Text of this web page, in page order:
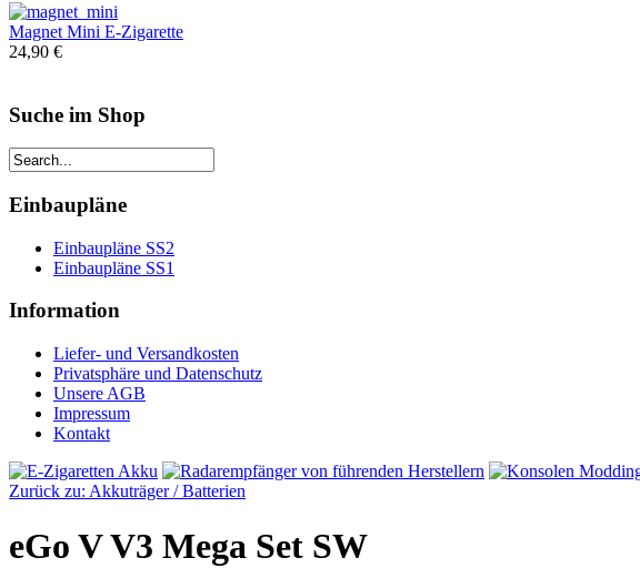
Magnet Mini E-Zigarette
24,90 €
Suche im Shop
Einbaupläne
Einbaupläne SS2
Einbaupläne SS1
Information
Liefer- und Versandkosten
Privatsphäre und Datenschutz
Unsere AGB
Impressum
Kontakt
Zurück zu: Akkuträger / Batterien
eGo V V3 Mega Set SW